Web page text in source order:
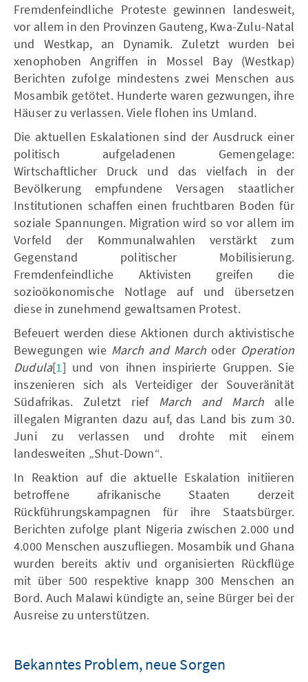
Fremdenfeindliche Proteste gewinnen landesweit,
vor allem in den Provinzen Gauteng, Kwa-Zulu-Natal
und Westkap, an Dynamik. Zuletzt wurden bei
xenophoben Angriffen in Mossel Bay (Westkap)
Berichten zufolge mindestens zwei Menschen aus
Mosambik getötet. Hunderte waren gezwungen, ihre
Häuser zu verlassen. Viele flohen ins Umland.
Die aktuellen Eskalationen sind der Ausdruck einer
politisch aufgeladenen Gemengelage:
Wirtschaftlicher Druck und das vielfach in der
Bevölkerung empfundene Versagen staatlicher
Institutionen schaffen einen fruchtbaren Boden für
soziale Spannungen. Migration wird so vor allem im
Vorfeld der Kommunalwahlen verstärkt zum
Gegenstand politischer Mobilisierung.
Fremdenfeindliche Aktivisten greifen die
sozioökonomische Notlage auf und übersetzen
diese in zunehmend gewaltsamen Protest.
Befeuert werden diese Aktionen durch aktivistische
Bewegungen wie March and MarchoderOperation
Dudula[1] und von ihnen inspirierte Gruppen. Sie
inszenieren sich als Verteidiger der Souveränität
Südafrikas. Zuletzt rief March and March alle
illegalen Migranten dazu auf, das Land bis zum 30.
Juni zu verlassen und drohte mit einem
landesweiten „Shut-Down“.
In Reaktion auf die aktuelle Eskalation initiieren
betroffene afrikanische Staaten derzeit
Rückführungskampagnen für ihre Staatsbürger.
Berichten zufolge plant Nigeria zwischen 2.000 und
4.000 Menschen auszufliegen. Mosambik und Ghana
wurden bereits aktiv und organisierten Rückflüge
mit über 500 respektive knapp 300 Menschen an
Bord. Auch Malawi kündigte an, seine Bürger bei der
Ausreise zu unterstützen.
Bekanntes Problem, neue Sorgen